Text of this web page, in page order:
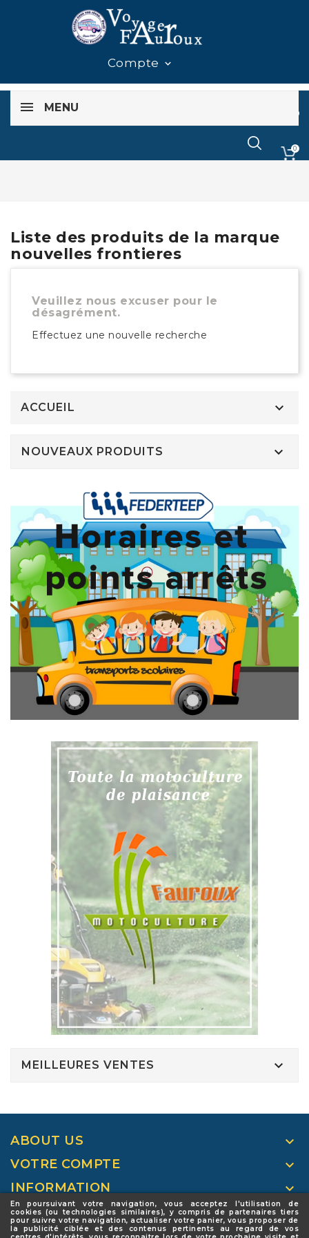
En poursuivant votre navigation, vous acceptez l'utilisation de
cookies (ou technologies similaires), y compris de partenaires tiers
pour suivre votre navigation, actualiser votre panier, vous proposer de
la publicité ciblée et des contenus pertinents au regard de vos
Compte 
MENU
0
Liste des produits de la marque
nouvelles frontieres
Veuillez nous excuser pour le
désagrément.
Effectuez une nouvelle recherche
ACCUEIL 
NOUVEAUX PRODUITS 
MEILLEURES VENTES 
ABOUT US 
VOTRE COMPTE 
INFORMATION 
NEWSLETTER 
FOLLOW US